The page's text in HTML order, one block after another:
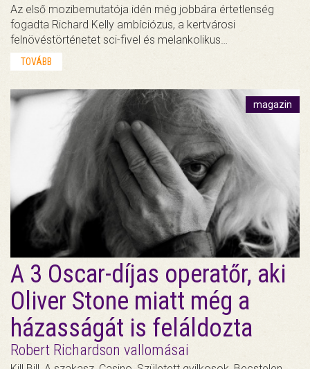
Az első mozibemutatója idén még jobbára értetlenség
fogadta Richard Kelly ambíciózus, a kertvárosi
felnövéstörténetet sci-fivel és melankolikus…
TOVÁBB
magazin
A 3 Oscar-díjas operatőr, aki
Oliver Stone miatt még a
házasságát is feláldozta
Robert Richardson vallomásai